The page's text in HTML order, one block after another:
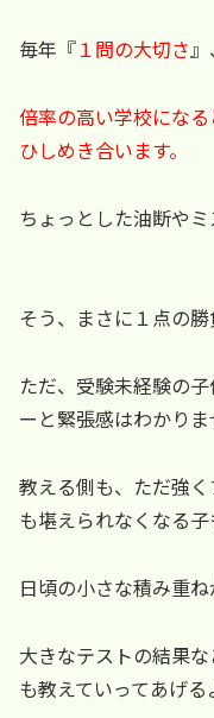
毎年『１問の大切さ』
倍率の高い学校にな
ひしめき合います。
ちょっとした油断や
そう、まさに１点の勝
ただ、受験未経験の
ーと緊張感はわかり
教える側も、ただ強
も堪えられなくなる
日頃の小さな積み重
大きなテストの結果
も教えていってあげる